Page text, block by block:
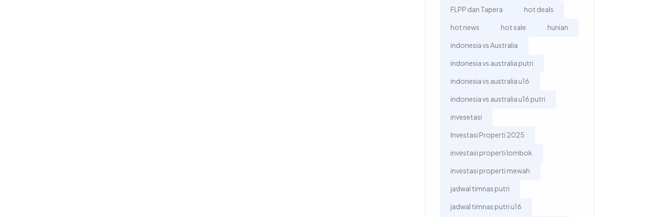
FLPP dan Tapera hot deals
hot news hot sale hunian
indonesia vs Australia
indonesia vs australia putri
indonesia vs australia u16
indonesia vs australia u16 putri
invesetasi
Investasi Properti 2025
investasi properti lombok
investasi properti mewah
jadwal timnas putri
jadwal timnas putri u16